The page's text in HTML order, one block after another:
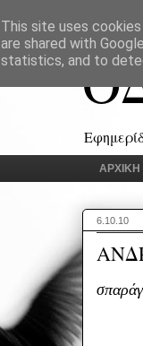
ΑΡΧΙΚΗ
6.10.10
This site uses
are shared with
statistics, and to